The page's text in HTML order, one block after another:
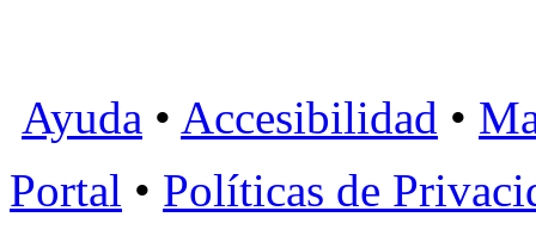
Ayuda • Accesibilidad •
Portal • Políticas de